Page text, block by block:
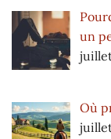
un
Où